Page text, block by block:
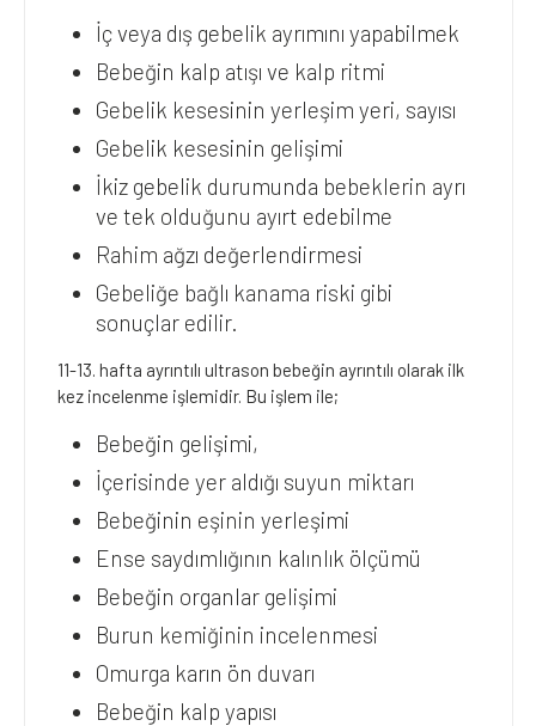
İç veya dış gebelik ayrımını yapabilmek
Bebeğin kalp atışı ve kalp ritmi
Gebelik kesesinin yerleşim yeri, sayısı
Gebelik kesesinin gelişimi
İkiz gebelik durumunda bebeklerin ayrı
ve tek olduğunu ayırt edebilme
Rahim ağzı değerlendirmesi
Gebeliğe bağlı kanama riski gibi
sonuçlar edilir.
11-13. hafta ayrıntılı ultrason bebeğin ayrıntılı olarak ilk
kez incelenme işlemidir. Bu işlem ile;
Bebeğin gelişimi,
İçerisinde yer aldığı suyun miktarı
Bebeğinin eşinin yerleşimi
Ense saydımlığının kalınlık ölçümü
Bebeğin organlar gelişimi
Burun kemiğinin incelenmesi
Omurga karın ön duvarı
Bebeğin kalp yapısı